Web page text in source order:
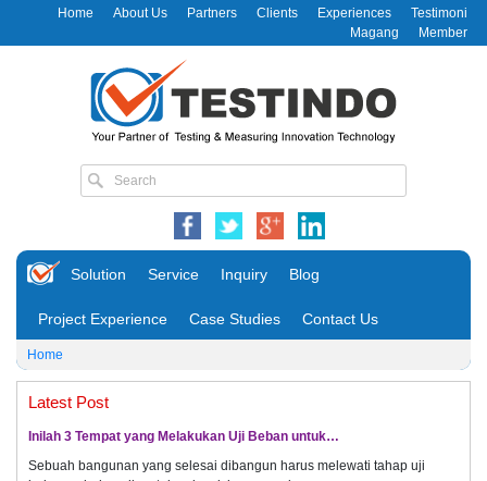
Home About Us Partners Clients Experiences
Testimoni
Magang
Member
Solution Service Inquiry Blog
Project Experience Case Studies Contact Us
Home
Latest Post
Inilah 3 Tempat yang Melakukan Uji Beban untuk…
Sebuah bangunan yang selesai dibangun harus melewati tahap uji